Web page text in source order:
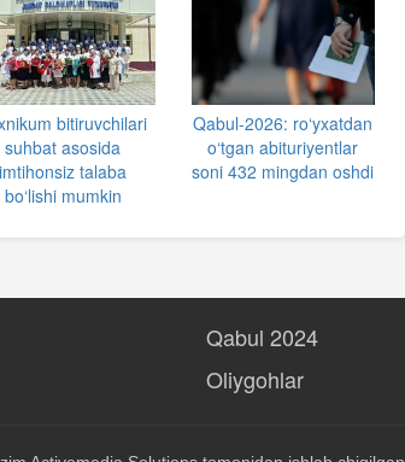
bitiruvchilari
suhbat asosida
imtihonsiz talaba
bo‘lishi mumkin
Qabul-2026: ro‘yxatdan
o‘tgan abituriyentlar
soni 432 mingdan oshdi
Qabul 2024
Oliygohlar